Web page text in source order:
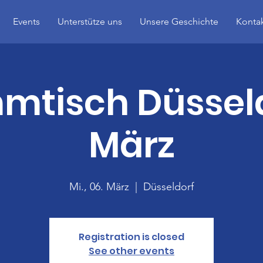
Events Unterstütze uns Unsere Geschichte
März
Mi., 06. März Düsseldorf
Registration is closed
See other events